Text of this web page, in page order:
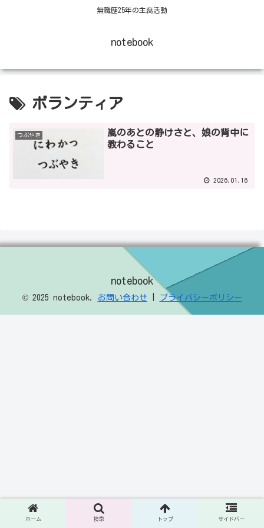
無職歴25年の主腐活動
notebook
ボランティア
つぶやき
嵐のあとの静けさと、娘の背中に
教わること
2026.01.16
notebook
© 2025 notebook. お問い合わせ プライバシーポリシー
ホーム 検索 トップ サイドバー